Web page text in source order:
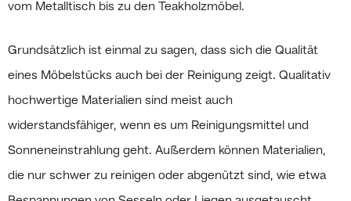
vom Metalltisch bis zu den Teakholzmöbel.
Grundsätzlich ist einmal zu sagen, dass sich die Qualität
eines Möbelstücks auch bei der Reinigung zeigt. Qualitativ
hochwertige Materialien sind meist auch
widerstandsfähiger, wenn es um Reinigungsmittel und
Sonneneinstrahlung geht. Außerdem können Materialien,
die nur schwer zu reinigen oder abgenützt sind, wie etwa